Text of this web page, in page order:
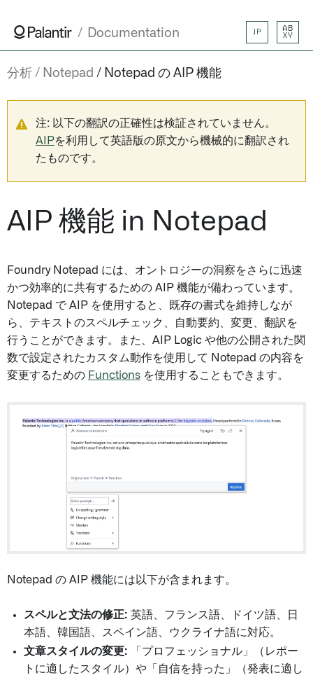
Documentation JP
AB
XY
分析 Notepad Notepad の AIP 機能
注: 以下の翻訳の正確性は検証されていません。
AIPを利用して英語版の原文から機械的に翻訳され
たものです。
AIP 機能 in Notepad
Foundry Notepad には、オントロジーの洞察をさらに迅速
かつ効率的に共有するための AIP 機能が備わっています。
Notepad で AIP を使用すると、既存の書式を維持しなが
ら、テキストのスペルチェック、自動要約、変更、翻訳を
行うことができます。また、AIP Logic や他の公開された関
数で設定されたカスタム動作を使用して Notepad の内容を
変更するための Functions を使用することもできます。
Notepad の AIP 機能には以下が含まれます。
スペルと文法の修正: 英語、フランス語、ドイツ語、日
本語、韓国語、スペイン語、ウクライナ語に対応。
文章スタイルの変更: 「プロフェッショナル」（レポー
トに適したスタイル）や「自信を持った」（発表に適し